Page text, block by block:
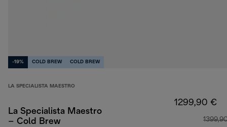
-19% COLD BREW COLD BREW
LA SPECIALISTA MAESTRO
La Specialista Maestro
– Cold Brew
1299,90 €